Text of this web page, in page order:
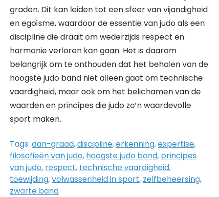
graden. Dit kan leiden tot een sfeer van vijandigheid
en egoïsme, waardoor de essentie van judo als een
discipline die draait om wederzijds respect en
harmonie verloren kan gaan. Het is daarom
belangrijk om te onthouden dat het behalen van de
hoogste judo band niet alleen gaat om technische
vaardigheid, maar ook om het belichamen van de
waarden en principes die judo zo’n waardevolle
sport maken.
Tags: dan-graad,discipline,erkenning,expertise,
filosofieën van judo, hoogste judo band, principes
van judo, respect, technische vaardigheid,
toewijding,volwassenheid in sport, zelfbeheersing,
zwarte band